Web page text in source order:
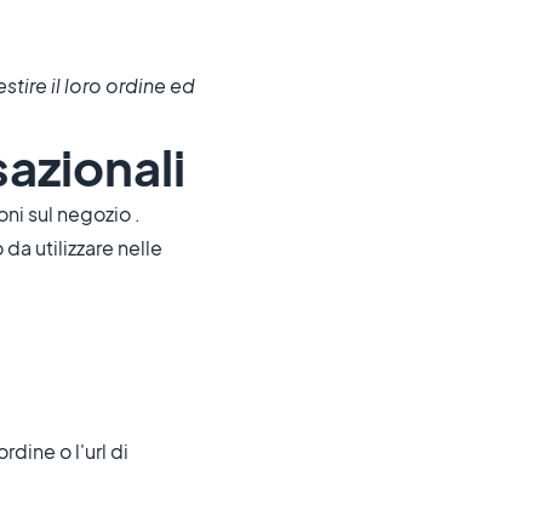
il loro ordine ed
sul negozio .
utilizzare nelle
o l'url di